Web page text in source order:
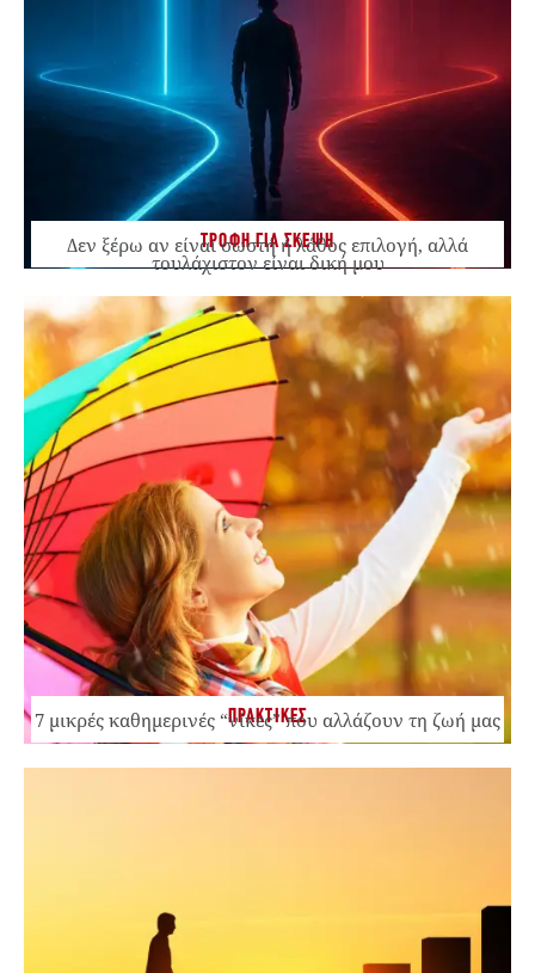
ΤΡΟΦΗ ΓΙΑ ΣΚΕΨΗ
Δεν ξέρω αν είναι σωστή ή λάθος επιλογή, αλλά
τουλάχιστον είναι δική μου
ΠΡΑΚΤΙΚΕΣ
7 μικρές καθημερινές “νίκες” που αλλάζουν τη ζωή μας